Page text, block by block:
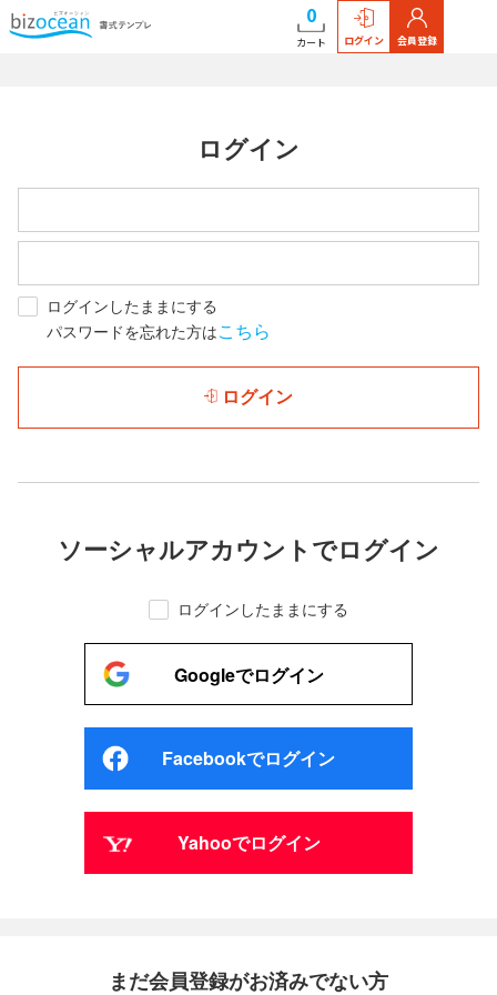
0
カート ログイン 会員登録
ログイン
ログインしたままにする
パスワードを忘れた方はこちら
ログイン
ソーシャルアカウントでログイン
ログインしたままにする
Googleでログイン
Facebookでログイン
Yahooでログイン
まだ会員登録がお済みでない方